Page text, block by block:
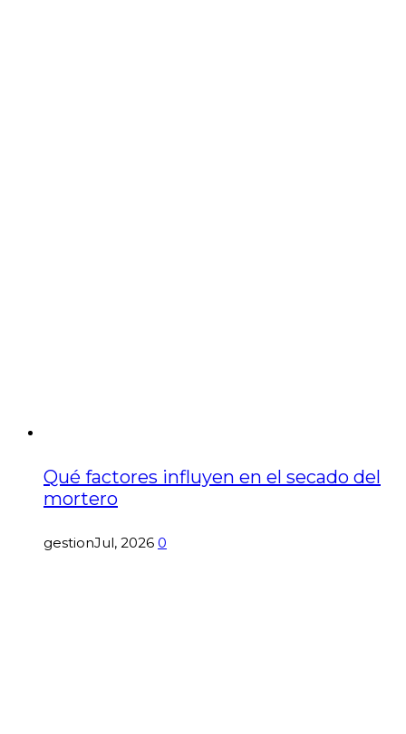
Qué factores influyen en el secado del
mortero
gestionJul, 2026 0